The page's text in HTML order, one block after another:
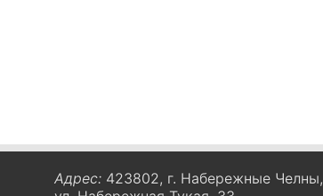
Адрес: 423802, г. Набережные Челны,